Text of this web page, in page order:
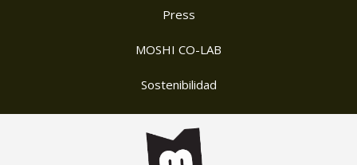
Press
MOSHI CO-LAB
Sostenibilidad